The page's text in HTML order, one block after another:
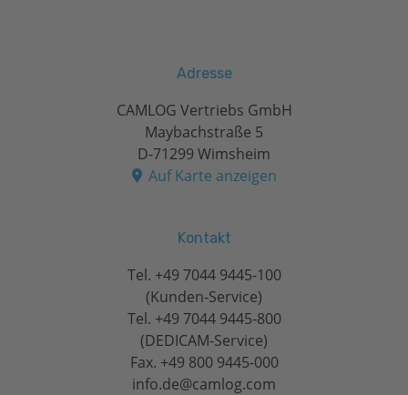
Adresse
CAMLOG Vertriebs GmbH
Maybachstraße 5
D-71299 Wimsheim
Auf Karte anzeigen
Kontakt
Tel. +49 7044 9445-100
(Kunden-Service)
Tel. +49 7044 9445-800
(DEDICAM-Service)
Fax. +49 800 9445-000
info.de@camlog.com